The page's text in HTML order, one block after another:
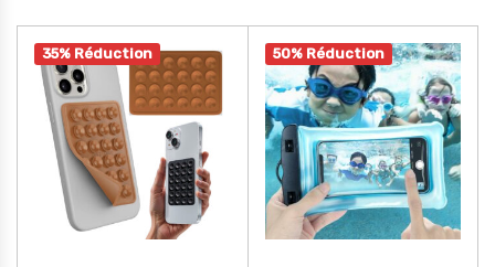
35% Réduction 50% Réduction